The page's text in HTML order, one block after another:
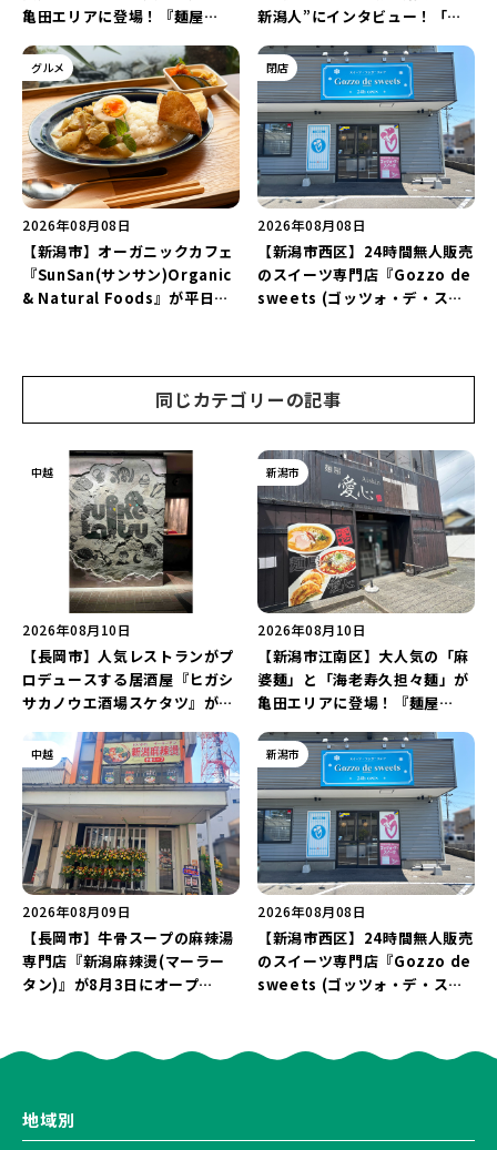
亀田エリアに登場！『麺屋
プン予定♪
新潟人”にインタビュー！「学
トグラファー」など要チェック
♪
グルメ
2026年08月08日
【新潟市】オーガニックカフェ
『SunSan(サンサン)Organic
& Natural Foods』が平日ラ
レートランチ」を実食レポート
閉店
2026年08月08日
【新潟市西区】24時間無人販売
のスイーツ専門店『Gozzo de
sweets (ゴッツォ・デ・スイ
同じカテゴリーの記事
中越
2026年08月10日
【長岡市】人気レストランがプ
ロデュースする居酒屋『ヒガシ
サカノウエ酒場スケタツ』が7
しの「東坂之上名物!!こぼれマ
ーボー」は必食♪
新潟市
2026年08月10日
【新潟市江南区】大人気の「麻
婆麺」と「海老寿久担々麺」が
亀田エリアに登場！『麺屋
プン予定♪
中越
2026年08月09日
【長岡市】牛骨スープの麻辣湯
専門店『新潟麻辣燙(マーラー
タン)』が8月3日にオープ
新潟市
2026年08月08日
【新潟市西区】24時間無人販売
のスイーツ専門店『Gozzo de
sweets (ゴッツォ・デ・スイ
継続！
地域別